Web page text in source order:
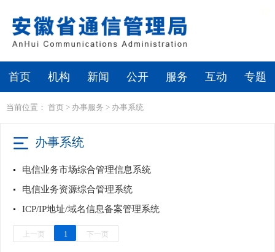
首页 机构 新闻 公开 服务 互动 专题
当前位置： 首页 > 办事服务 > 办事系统
办事系统
电信业务市场综合管理信息系统
电信业务资源综合管理系统
ICP/IP地址/域名信息备案管理系统
上一页 1 下一页